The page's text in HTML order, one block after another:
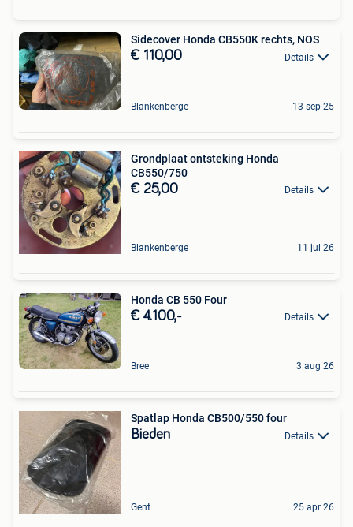
Sidecover Honda CB550K rechts, NOS
€ 110,00 Details
Blankenberge 13 sep 25
Grondplaat ontsteking Honda
CB550/750
€ 25,00 Details
Blankenberge 11 jul 26
Honda CB 550 Four
€ 4.100,- Details
Bree 3 aug 26
Spatlap Honda CB500/550 four
Bieden Details
Gent 25 apr 26